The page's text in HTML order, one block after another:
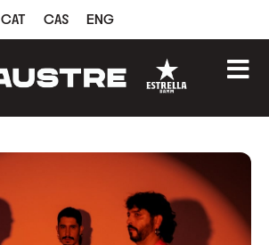
CAT CAS ENG